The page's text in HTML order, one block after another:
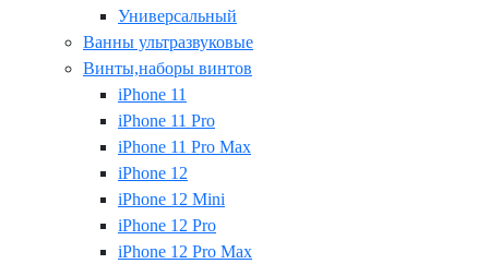
Универсальный
Ванны ультразвуковые
Винты,наборы винтов
iPhone 11
iPhone 11 Pro
iPhone 11 Pro Max
iPhone 12
iPhone 12 Mini
iPhone 12 Pro
iPhone 12 Pro Max